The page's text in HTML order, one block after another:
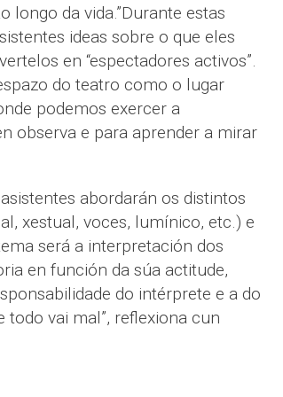
longo da vida.”Durante estas
ideas sobre o que eles
en “espectadores activos”.
do teatro como o lugar
podemos exercer a
observa e para aprender a mirar
abordarán os distintos
xestual, voces, lumínico, etc.) e
será a interpretación dos
en función da súa actitude,
do intérprete e a do
vai mal”, reflexiona cun